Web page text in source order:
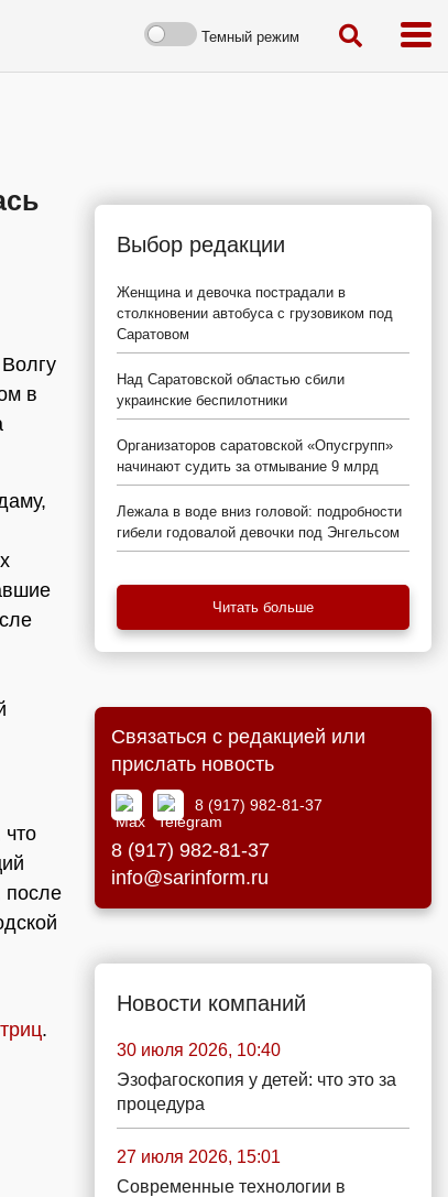
Темный режим
в
после
.
Выбор редакции
Женщина и девочка пострадали в
столкновении автобуса с грузовиком под
Саратовом
Над Саратовской областью сбили
украинские беспилотники
Организаторов саратовской «Опусгрупп»
начинают судить за отмывание 9 млрд
Лежала в воде вниз головой: подробности
гибели годовалой девочки под Энгельсом
Читать больше
Связаться с редакцией или
прислать новость
8 (917) 982-81-37
8 (917) 982-81-37
info@sarinform.ru
Новости компаний
30 июля 2026, 10:40
Эзофагоскопия у детей: что это за
процедура
27 июля 2026, 15:01
Современные технологии в